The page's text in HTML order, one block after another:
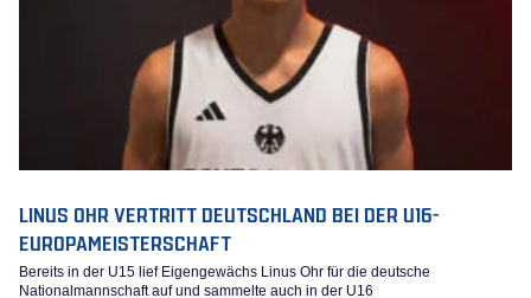
LINUS OHR VERTRITT DEUTSCHLAND BEI DER U16-
EUROPAMEISTERSCHAFT
Bereits in der U15 lief Eigengewächs Linus Ohr für die deutsche
Nationalmannschaft auf und sammelte auch in der U16